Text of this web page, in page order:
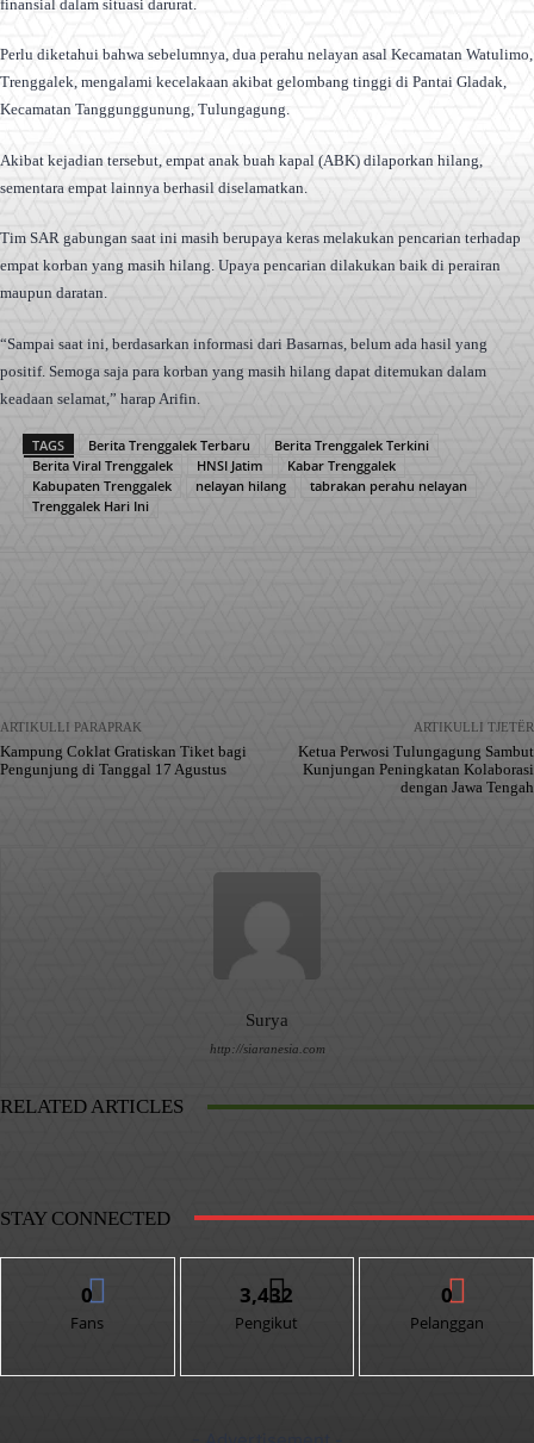
finansial dalam situasi darurat.
Perlu diketahui bahwa sebelumnya, dua perahu nelayan asal Kecamatan Watulimo,
Trenggalek, mengalami kecelakaan akibat gelombang tinggi di Pantai Gladak,
Kecamatan Tanggunggunung, Tulungagung.
Akibat kejadian tersebut, empat anak buah kapal (ABK) dilaporkan hilang,
sementara empat lainnya berhasil diselamatkan.
Tim SAR gabungan saat ini masih berupaya keras melakukan pencarian terhadap
empat korban yang masih hilang. Upaya pencarian dilakukan baik di perairan
maupun daratan.
“Sampai saat ini, berdasarkan informasi dari Basarnas, belum ada hasil yang
positif. Semoga saja para korban yang masih hilang dapat ditemukan dalam
keadaan selamat,” harap Arifin.
TAGS Berita Trenggalek Terbaru
Berita Trenggalek Terkini
Berita Viral Trenggalek
HNSI Jatim
Kabar Trenggalek
Kabupaten Trenggalek
nelayan hilang
tabrakan perahu nelayan
Trenggalek Hari Ini
ARTIKULLI PARAPRAK
Kampung Coklat Gratiskan Tiket bagi
Pengunjung di Tanggal 17 Agustus
ARTIKULLI TJETËR
Ketua Perwosi Tulungagung Sambut
Kunjungan Peningkatan Kolaborasi
dengan Jawa Tengah
Surya
http://siaranesia.com
RELATED ARTICLES
STAY CONNECTED
0
Fans
3,432
Pengikut
0
Pelanggan